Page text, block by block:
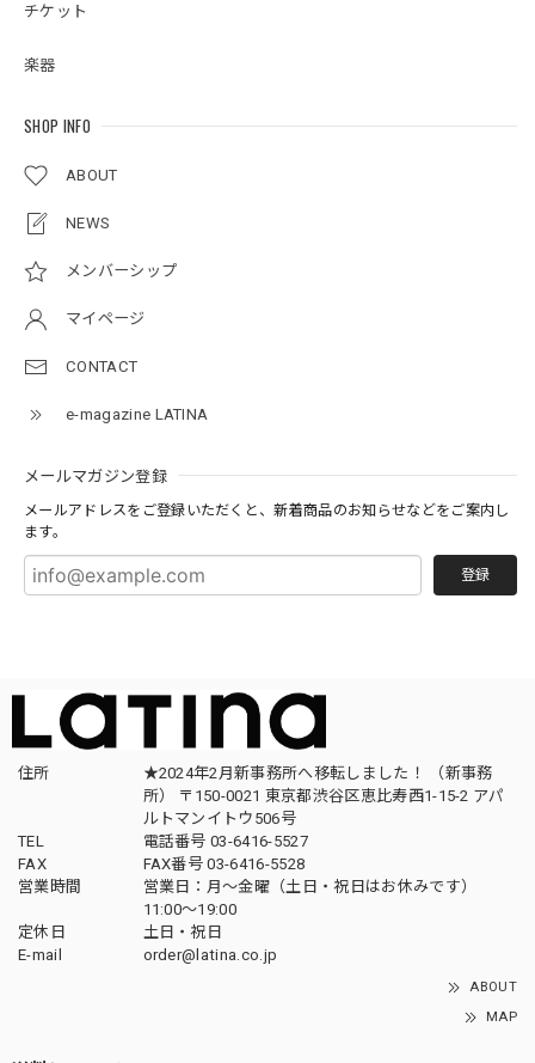
チケット
楽器
SHOP INFO
ABOUT
NEWS
メンバーシップ
マイページ
CONTACT
e-magazine LATINA
メールマガジン登録
メールアドレスをご登録いただくと、新着商品のお知らせなどをご案内し
ます。
登録
住所
★2024年2月新事務所へ移転しました！ （新事務
所） 〒150-0021 東京都渋谷区恵比寿西1-15-2 アパ
ルトマンイトウ506号
TEL
電話番号 03-6416-5527
FAX
FAX番号 03-6416-5528
営業時間
営業日：月〜金曜（土日・祝日はお休みです）
11:00〜19:00
定休日
土日・祝日
E-mail
order@latina.co.jp
ABOUT
MAP